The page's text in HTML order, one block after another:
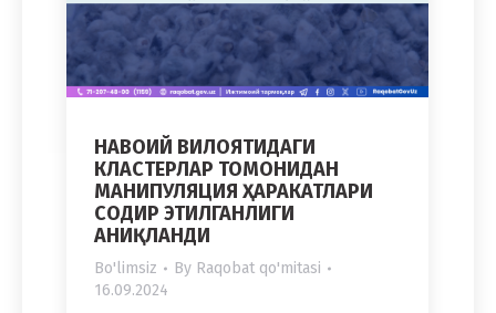
НАВОИЙ ВИЛОЯТИДАГИ
КЛАСТЕРЛАР ТОМОНИДАН
МАНИПУЛЯЦИЯ ҲАРАКАТЛАРИ
СОДИР ЭТИЛГАНЛИГИ
АНИҚЛАНДИ
Bo'limsiz By Raqobat qo'mitasi
16.09.2024